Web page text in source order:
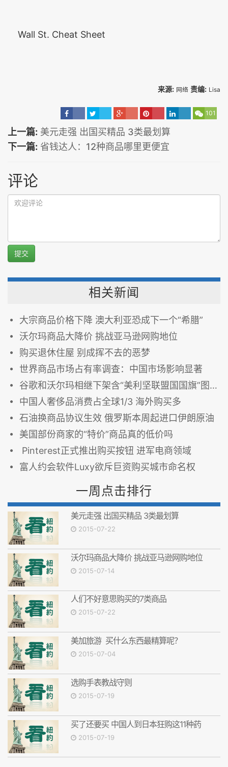
Wall St. Cheat Sheet
来源: 网络 责编: Lisa
101
上一篇: 美元走强 出国买精品 3类最划算
下一篇: 省钱达人：12种商品哪里更便宜
评论
提交
相关新闻
大宗商品价格下降 澳大利亚恐成下一个“希腊”
沃尔玛商品大降价 挑战亚马逊网购地位
购买退休住屋 别成挥不去的恶梦
世界商品市场占有率调查：中国市场影响显著
谷歌和沃尔玛相继下架含“美利坚联盟国国旗”图案商品
中国人奢侈品消费占全球1/3 海外购买多
石油换商品协议生效 俄罗斯本周起进口伊朗原油
美国部份商家的“特价”商品真的低价吗
Pinterest正式推出购买按钮 进军电商领域
富人约会软件Luxy欲斥巨资购买城市命名权
一周点击排行
美元走强 出国买精品 3类最划算
2015-07-22
沃尔玛商品大降价 挑战亚马逊网购地位
2015-07-14
人们不好意思购买的7类商品
2015-07-22
美加旅游 买什么东西最精算呢？
2015-07-04
选购手表教战守则
2015-07-19
买了还要买 中国人到日本狂购这11种药
2015-07-19